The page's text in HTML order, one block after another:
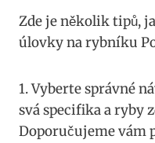
Zde je několik tipů,
úlovky na rybníku
1. Vyberte správné
svá specifika a ryby
Doporučujeme vám